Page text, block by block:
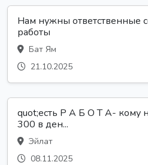
Нам нужны ответственные
работы
Бат Ям
21.10.2025
quot;есть Р А Б О Т А- кому
300 в ден...
Эйлат
08.11.2025